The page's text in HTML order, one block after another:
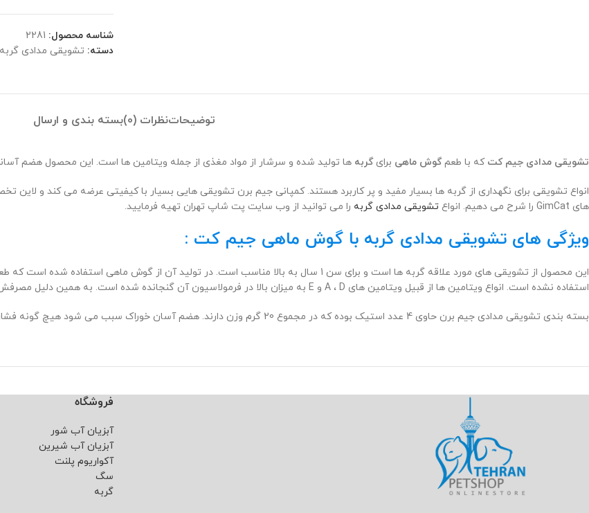
شناسه محصول: 2281
دسته: تشویقی مدادی گربه
توضیحاتنظرات (0) بسته بندی و ارسال
تشویقی مدادی جیم کت که با طعمگوش ماهی برایگربه ها تولید شده و سرشار از مواد مغذی از جمله ویتامین ها است. این محصول هضم
انواع تشویقی برای نگهداری از گربه ها بسیار مفید و پر کاربرد هستند. کمپانی جیم برن تشویقی هایی بسیار با کیفیتی عرضه می کند و
های GimCat را شرح می دهیم. انواع
تشویقی مدادی گربه را می توانید از وب سایت پت شاپ تهران تهیه فرمایید.
ویژگی های تشویقی مدادی گربه با گوش ماهی جیم کت :
این محصول از تشویقی های مورد علاقه گربه ها است و برای سن 1 سال به بالا مناسب است. در تولید آن
استفاده نشده است. انواع ویتامین ها از قبیل ویتامین های A ، D و E به میزان بالا در فرمولاسیون آن گنجانده شده است. به همین دلیل مصرفش برای سلامت پوست و مو و چشم بسیار مفید است.
بسته بندی تشویقی مدادی جیم برن حاوی 4 عدد استیک بوده که در مجموع 20 گرم وزن دارند. هضم آسان خوراک سبب می شود هیچ گونه فشاری به سیستم گوارشی وارد نشود.
فروشگاه
آبزیان آب شور
آبزیان آب شیرین
آکواریوم پلنت
سگ
گربه